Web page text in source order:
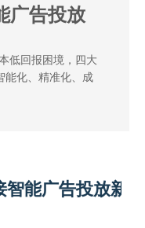
广告投放
低回报困境，四大
能化、精准化、成
告投放新时